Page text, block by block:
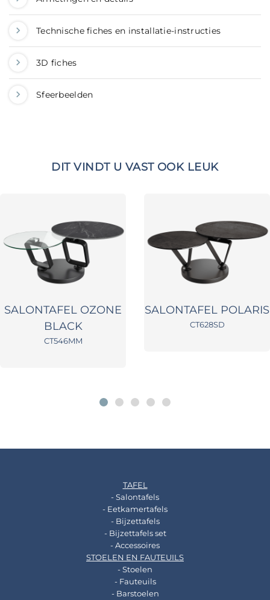
Technische fiches en installatie-instructies
3D fiches
Sfeerbeelden
DIT VINDT U VAST OOK LEUK
SALONTAFEL OZONE
BLACK
CT546MM
SALONTAFEL POLARIS
CT628SD
TAFEL
- Salontafels
- Eetkamertafels
- Bijzettafels
- Bijzettafels set
- Accessoires
STOELEN EN FAUTEUILS
- Stoelen
- Fauteuils
- Barstoelen